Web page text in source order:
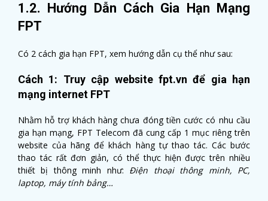
1.2. Hướng Dẫn Cách Gia Hạn Mạng
FPT
Có 2 cách gia hạn FPT, xem hướng dẫn cụ thể như sau:
Cách 1: Truy cập website fpt.vn để gia hạn
mạng internet FPT
Nhằm hỗ trợ khách hàng chưa đóng tiền cước có nhu cầu
gia hạn mạng, FPT Telecom đã cung cấp 1 mục riêng trên
website của hãng để khách hàng tự thao tác. Các bước
thao tác rất đơn giản, có thể thực hiện được trên nhiều
thiết bị thông minh như: Điện thoại thông minh, PC,
laptop, máy tính bảng…